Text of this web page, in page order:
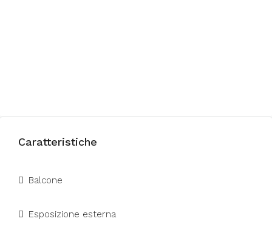
Caratteristiche
Balcone
Esposizione esterna